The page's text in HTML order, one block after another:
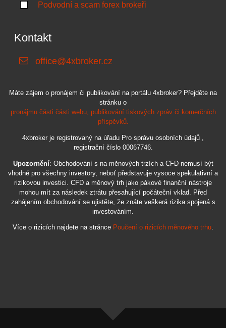
Podvodní a scam forex brokeři
Kontakt
office@4xbroker.cz
Máte zájem o pronájem či publikování na portálu 4xbroker? Přejděte na
stránku o
pronájmu části části webu, publikování tiskových zpráv či komerčních
příspěvků.
4xbroker je registrovaný na úřadu Pro správu osobních údajů ,
registrační číslo 00067746.
Upozornění: Obchodování s na měnových trzích a CFD nemusí být
vhodné pro všechny investory, neboť představuje vysoce spekulativní a
rizikovou investici. CFD a měnový trh jako pákové finanční nástroje
mohou mít za následek ztrátu přesahující počáteční vklad. Před
zahájením obchodování se ujistěte, že znáte veškerá rizika spojená s
investováním.
Více o rizicích najdete na stránce Poučení o rizicích měnového trhu.